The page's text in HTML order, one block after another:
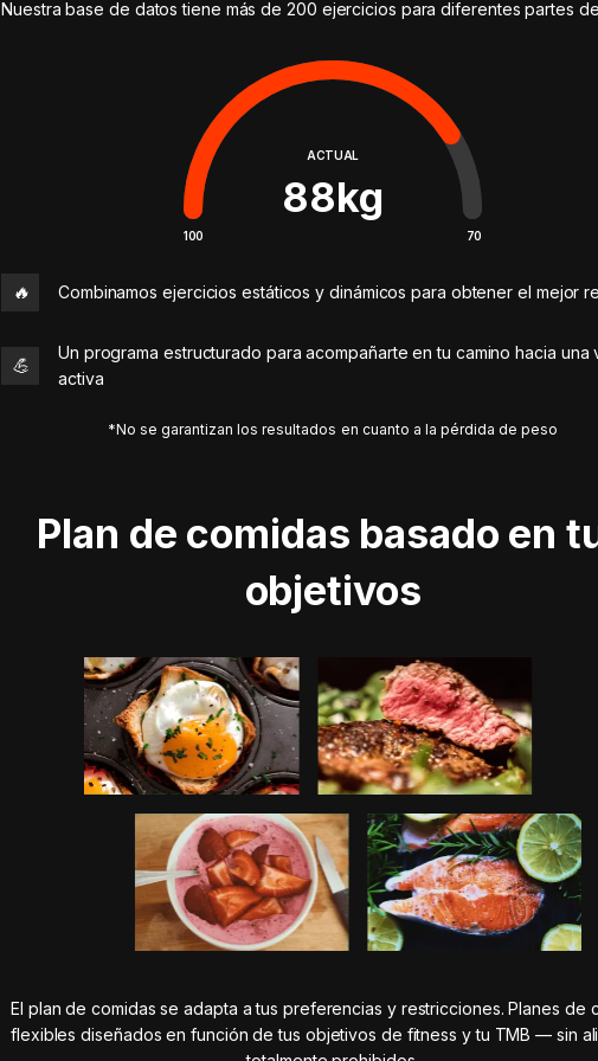
Nuestra base de datos tiene más de 200 ejercicios para diferentes partes
ACTUAL
88kg
100 70
🔥 Combinamos ejercicios estáticos y dinámicos para obtener el mejor
💪
Un programa estructurado para acompañarte en tu camino hacia una
activa
*No se garantizan los resultados en cuanto a la pérdida de peso
Plan de comidas basado en
objetivos
El plan de comidas se adapta a tus preferencias y restricciones. Planes de
flexibles diseñados en función de tus objetivos de fitness y tu TMB — sin